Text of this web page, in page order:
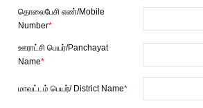
தொலைபேசி எண்/Mobile
Number*
ஊராட்சி பெயர்/Panchayat
Name*
மாவட்டம் பெயர்/ District Name*